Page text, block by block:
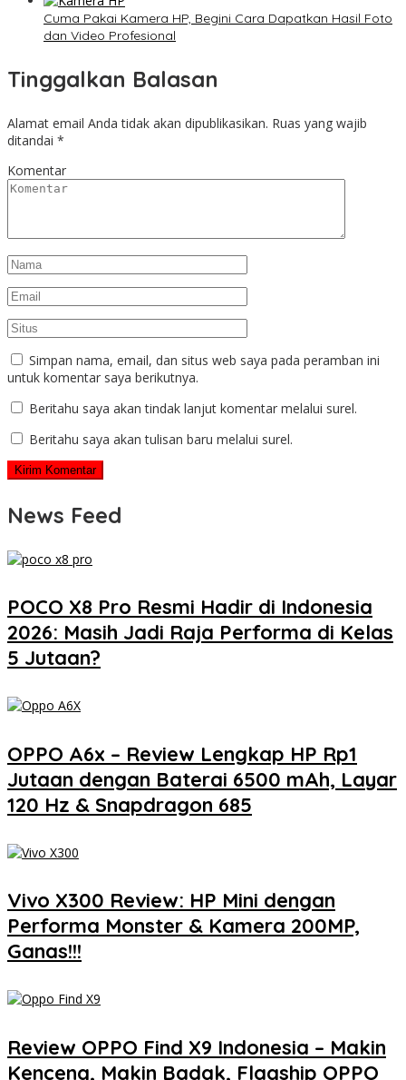
Cuma Pakai Kamera HP, Begini Cara Dapatkan Hasil Foto
dan Video Profesional
Tinggalkan Balasan
Alamat email Anda tidak akan dipublikasikan. Ruas yang wajib
ditandai *
Komentar
Simpan nama, email, dan situs web saya pada peramban ini
untuk komentar saya berikutnya.
Beritahu saya akan tindak lanjut komentar melalui surel.
Beritahu saya akan tulisan baru melalui surel.
News Feed
POCO X8 Pro Resmi Hadir di Indonesia
2026: Masih Jadi Raja Performa di Kelas
5 Jutaan?
OPPO A6x – Review Lengkap HP Rp1
Jutaan dengan Baterai 6500 mAh, Layar
120 Hz & Snapdragon 685
Vivo X300 Review: HP Mini dengan
Performa Monster & Kamera 200MP,
Ganas!!!
Review OPPO Find X9 Indonesia – Makin
Kenceng, Makin Badak, Flagship OPPO